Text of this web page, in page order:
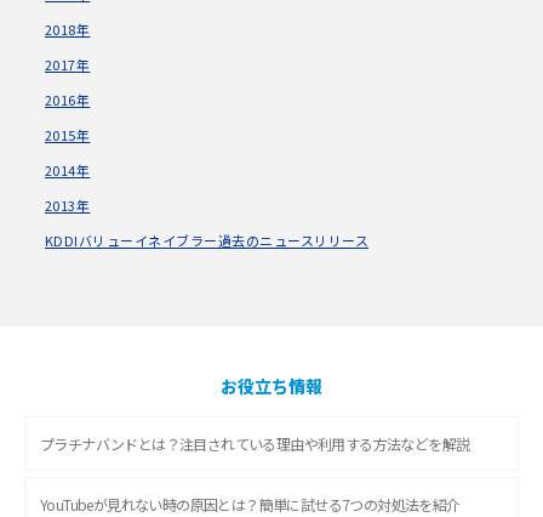
2018年
2017年
2016年
2015年
2014年
2013年
KDDIバリューイネイブラー過去のニュースリリース
お役立ち情報
プラチナバンドとは？注目されている理由や利用する方法などを解説
YouTubeが見れない時の原因とは？簡単に試せる7つの対処法を紹介